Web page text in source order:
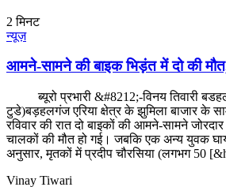
2 मिनट
न्यूज़
आमने-सामने की बाइक भिड़ंत में दो की
ब्यूरो प्रभारी &#8212;-विनय तिवारी
टुडे)बड़हलगंज एरिया क्षेत्र के झुमिला बाजार के
रविवार की रात दो बाइकों की आमने-सामने
चालकों की मौत हो गई। जबकि एक अन्य युवक
अनुसार, मृतकों में प्रदीप चौरसिया (लगभग 50
Vinay Tiwari